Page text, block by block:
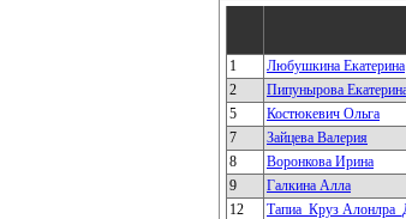
1 Любушкина Екатерина
2 Пипунырова
5 Костюкевич Ольга
7 Зайцева Валерия
8 Воронкова Ирина
9 Галкина Алла
12 Тапиа_Круз